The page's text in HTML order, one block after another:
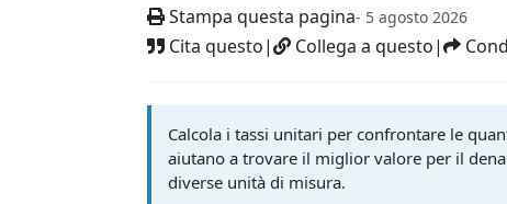
Stampa questa pagina- 5 agosto 2026
Cita questo| Collega a questo|
Calcola i tassi unitari per confrontare le
aiutano a trovare il miglior valore per il
diverse unità di misura.